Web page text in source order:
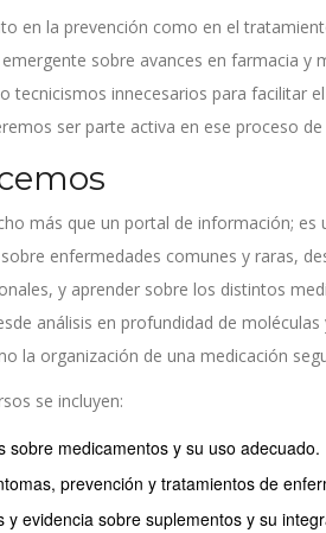
en la prevención como en el
sobre avances en farmacia y
tecnicismos innecesarios para facilitar
ser parte activa en ese proceso
más que un portal de información;
enfermedades comunes y raras,
y aprender sobre los distintos
análisis en profundidad de
la organización de una medicación
se incluyen:
sobre medicamentos y su uso adecuado.
prevención y tratamientos de
y evidencia sobre suplementos y su